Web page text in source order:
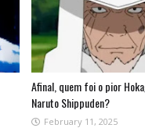
Afinal, quem foi o pior
Naruto Shippuden?
February 11, 2025